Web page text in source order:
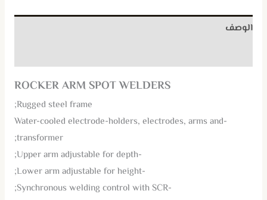
الوصف
ROCKER ARM SPOT WELDERS
Rugged steel frame;
-Water-cooled electrode-holders, electrodes, arms and
transformer;
-Upper arm adjustable for depth;
-Lower arm adjustable for height;
-Synchronous welding control with SCR;